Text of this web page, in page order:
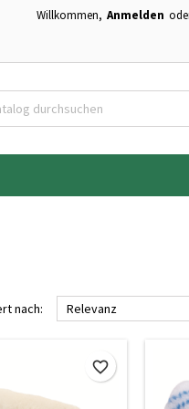
Willkommen, Anmelden
nach: Relevanz
favorite_border
×
×
×
×